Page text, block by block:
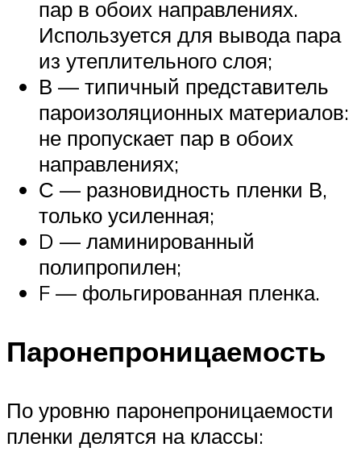
пар в обоих направлениях.
Используется для вывода пара
из утеплительного слоя;
В — типичный представитель
пароизоляционных материалов:
не пропускает пар в обоих
направлениях;
С — разновидность пленки В,
только усиленная;
D — ламинированный
полипропилен;
F — фольгированная пленка.
Паронепроницаемость
По уровню паронепроницаемости
пленки делятся на классы: